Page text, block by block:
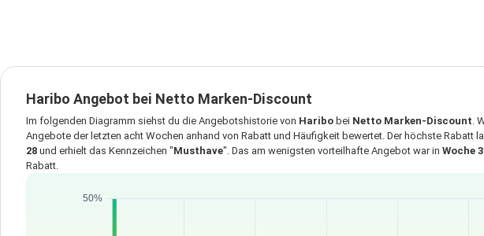
Haribo Angebot bei Netto Marken-Discount
Im folgenden Diagramm siehst du die Angebotshistorie von Haribo bei Netto Marken-Discount.
Angebote der letzten acht Wochen anhand von Rabatt und Häufigkeit bewertet. Der höchste Rabatt
28 und erhielt das Kennzeichen "Musthave". Das am wenigsten vorteilhafte Angebot war in Woche
Rabatt.